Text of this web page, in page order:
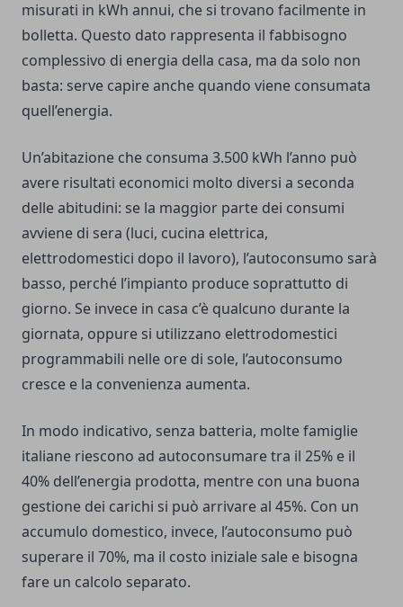
misurati in kWh annui, che si trovano facilmente in
bolletta. Questo dato rappresenta il fabbisogno
complessivo di energia della casa, ma da solo non
basta: serve capire anche quando viene consumata
quell’energia.
Un’abitazione che consuma 3.500 kWh l’anno può
avere risultati economici molto diversi a seconda
delle abitudini: se la maggior parte dei consumi
avviene di sera (luci, cucina elettrica,
elettrodomestici dopo il lavoro), l’autoconsumo sarà
basso, perché l’impianto produce soprattutto di
giorno. Se invece in casa c’è qualcuno durante la
giornata, oppure si utilizzano elettrodomestici
programmabili nelle ore di sole, l’autoconsumo
cresce e la convenienza aumenta.
In modo indicativo, senza batteria, molte famiglie
italiane riescono ad autoconsumare tra il 25% e il
40% dell’energia prodotta, mentre con una buona
gestione dei carichi si può arrivare al 45%. Con un
accumulo domestico, invece, l’autoconsumo può
superare il 70%, ma il costo iniziale sale e bisogna
fare un calcolo separato.